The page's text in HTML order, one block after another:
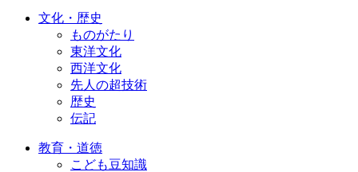
文化・歴史
ものがたり
東洋文化
西洋文化
先人の超技術
歴史
伝記
教育・道徳
こども豆知識